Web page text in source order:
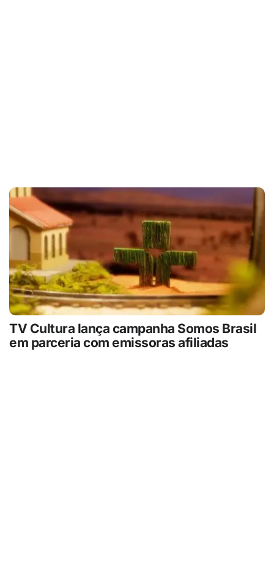
TV Cultura lança campanha Somos Brasil
em parceria com emissoras afiliadas